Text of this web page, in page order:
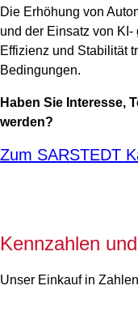
Die Erhöhung von
und der Einsatz von
Effizienz und Stabilität
Bedingungen.
Haben Sie Interesse,
werden?
Zum SARSTEDT
Kennzahlen
Unser Einkauf in